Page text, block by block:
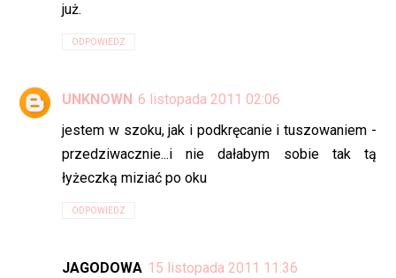
już.
ODPOWIEDZ
UNKNOWN 6 listopada 2011 02:06
jestem w szoku, jak i podkręcanie i tuszowaniem -
przedziwacznie...i nie dałabym sobie tak tą
łyżeczką miziać po oku
ODPOWIEDZ
JAGODOWA 15 listopada 2011 11:36